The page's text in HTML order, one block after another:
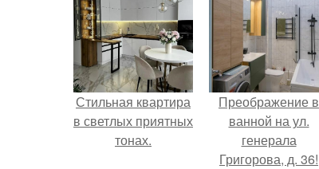
Стильная квартира
в светлых приятных
тонах.
Преображение в
ванной на ул.
генерала
Григорова, д. 36!